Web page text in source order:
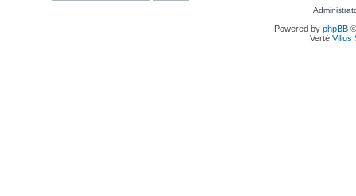
Powered by phpBB
Vertė Vilius